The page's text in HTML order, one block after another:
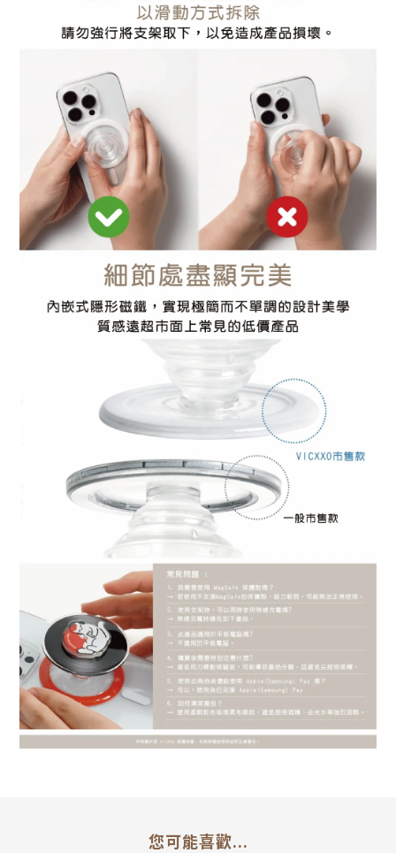
您可能喜歡...